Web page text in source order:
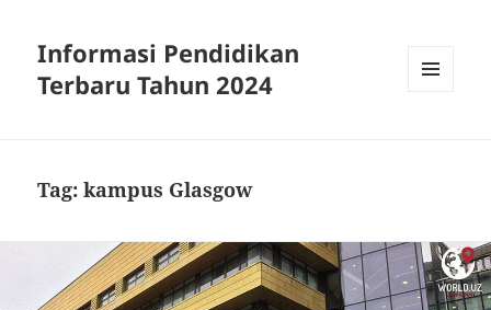
Informasi Pendidikan
Terbaru Tahun 2024
Tag:kampus Glasgow